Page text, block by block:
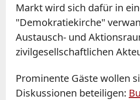
Markt wird sich dafür in
"Demokratiekirche"
Austausch- und
zivilgesellschaftlichen
Prominente Gäste wollen
Diskussionen beteiligen: